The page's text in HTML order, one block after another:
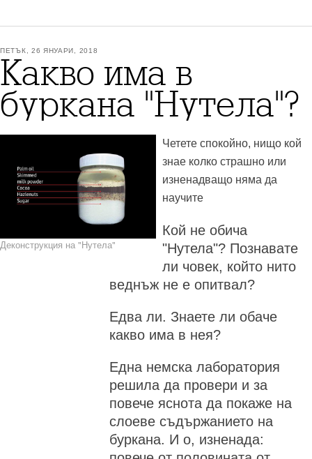
ПЕТЪК, 26 ЯНУАРИ, 2018
Какво има в
буркана "Нутела"?
Деконструкция на "Нутела"
Четете спокойно, нищо кой
знае колко страшно или
изненадващо няма да
научите
Кой не обича
"Нутела"? Познавате
ли човек, който нито
веднъж не е опитвал?
Едва ли. Знаете ли обаче
какво има в нея?
Една немска лаборатория
решила да провери и за
повече яснота да покаже на
слоеве съдържанието на
буркана. И о, изненада: